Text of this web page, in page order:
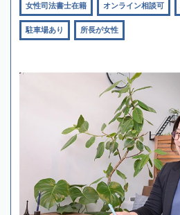
女性司法書士在籍 オンライン相談可
駐車場あり 所長が女性